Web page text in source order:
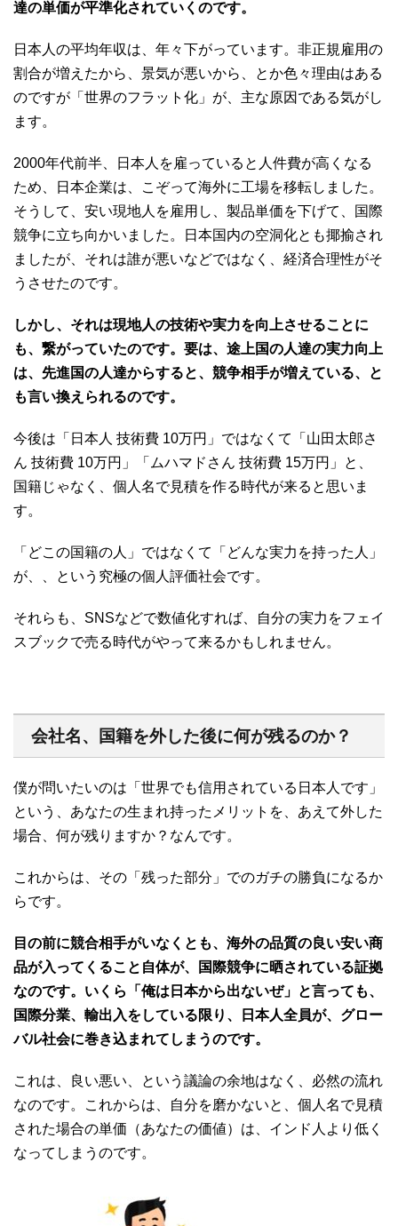
達の単価が平準化されていくのです。
日本人の平均年収は、年々下がっています。非正規雇用の
割合が増えたから、景気が悪いから、とか色々理由はある
のですが「世界のフラット化」が、主な原因である気がし
ます。
2000年代前半、日本人を雇っていると人件費が高くなる
ため、日本企業は、こぞって海外に工場を移転しました。
そうして、安い現地人を雇用し、製品単価を下げて、国際
競争に立ち向かいました。日本国内の空洞化とも揶揄され
ましたが、それは誰が悪いなどではなく、経済合理性がそ
うさせたのです。
しかし、それは現地人の技術や実力を向上させることに
も、繋がっていたのです。 要は、途上国の人達の実力向上
は、先進国の人達からすると、競争相手が増えている、と
も言い換えられるのです。
今後は「日本人 技術費 10万円」ではなくて「山田太郎さ
ん 技術費 10万円」「ムハマドさん 技術費 15万円」と、
国籍じゃなく、個人名で見積を作る時代が来ると思いま
す。
「どこの国籍の人」ではなくて「どんな実力を持った人」
が、、という究極の個人評価社会です。
それらも、SNSなどで数値化すれば、自分の実力をフェイ
スブックで売る時代がやって来るかもしれません。
会社名、国籍を外した後に何が残るのか？
僕が問いたいのは「世界でも信用されている日本人です」
という、あなたの生まれ持ったメリットを、あえて外した
場合、何が残りますか？なんです。
これからは、その「残った部分」でのガチの勝負になるか
らです。
目の前に競合相手がいなくとも、海外の品質の良い安い商
品が入ってくること自体が、国際競争に晒されている証拠
なのです。いくら「俺は日本から出ないぜ」と言っても、
国際分業、輸出入をしている限り、日本人全員が、グロー
バル社会に巻き込まれてしまうのです。
これは、良い悪い、という議論の余地はなく、必然の流れ
なのです。これからは、自分を磨かないと、個人名で見積
された場合の単価（あなたの価値）は、インド人より低く
なってしまうのです。